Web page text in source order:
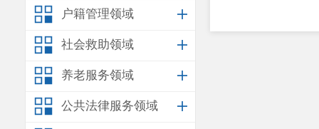
户籍管理领域
社会救助领域
养老服务领域
公共法律服务领域